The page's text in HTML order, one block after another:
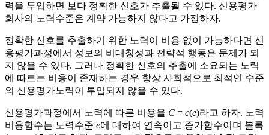
력을 투입하면 보다 정확한 신호가 추출될 수 있다. 신용평가
회사의 노력수준은 계약 가능하지 않다고 가정하자.
정확한 신호를 추출하기 위한 노력이 비용 없이 가능하다면 신
용평가과정에서 정보의 비대칭성과 전략적 행동은 문제가 되
지 않을 수 있다. 그러나 정확한 신호의 추출에 소요되는 노력
에 따르는 비용이 존재하는 경우 항상 사회적으로 최적인 수준
의 신용평가노력이 투입되지 않을 수 있다.
신용평가과정에서 노력에 따른 비용을 C = c(e)라고 하자. 노력
비용함수는 노력수준 e에 대하여 연속이고 증가함수이며 볼록